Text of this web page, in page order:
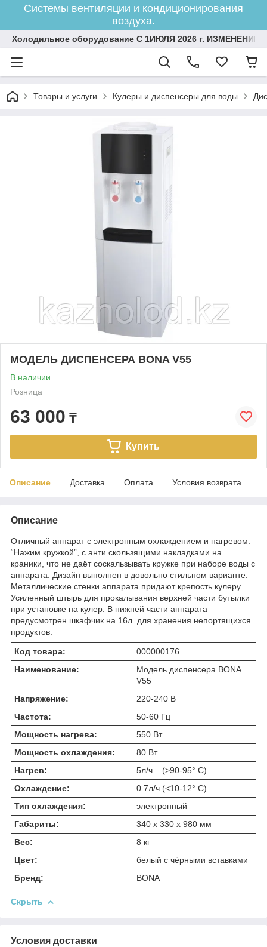
Системы вентиляции и кондиционирования
воздуха.
Холодильное оборудование С 1ИЮЛЯ 2026 г.
Товары и услуги Кулеры и диспенсеры для воды
МОДЕЛЬ ДИСПЕНСЕРА BONA V55
В наличии
Розница
63 000 ₸
Купить
Описание Доставка Оплата Условия возврата
Описание
Отличный аппарат с электронным охлаждением и нагревом.
“Нажим кружкой”, с анти скользящими накладками на
краники, что не даёт соскальзывать кружке при наборе воды с
аппарата. Дизайн выполнен в довольно стильном варианте.
Металлические стенки аппарата придают крепость кулеру.
Усиленный штырь для прокалывания верхней части бутылки
при установке на кулер. В нижней части аппарата
предусмотрен шкафчик на 16л. для хранения непортящихся
продуктов.
Код товара:
000000176
Наименование:
Модель диспенсера BONA
V55
Напряжение:
220-240 В
Частота:
50-60 Гц
Мощность нагрева:
550 Вт
Мощность охлаждения:
80 Вт
Нагрев:
5л/ч – (>90-95° С)
Охлаждение:
0.7л/ч (<10-12° С)
Тип охлаждения:
электронный
Габариты:
340 х 330 х 980 мм
Вес:
8 кг
Цвет:
белый с чёрными вставками
Бренд:
BONA
Скрыть
Условия доставки